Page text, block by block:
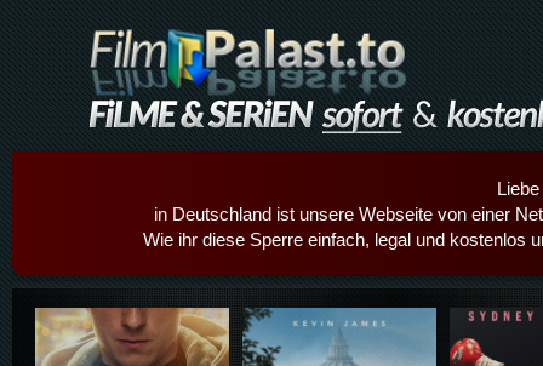
in Deutschland ist unsere Webseite von einer
Wie ihr diese Sperre einfach, legal und kostenlos
Details,Play Details,Play